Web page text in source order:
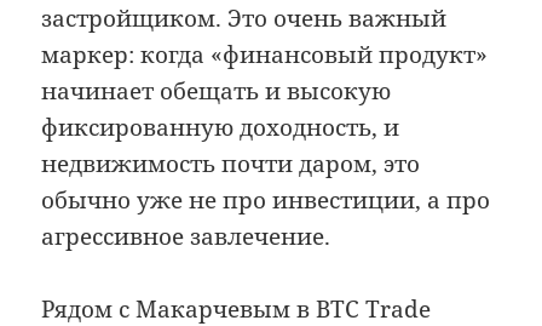
застройщиком. Это очень важный
маркер: когда «финансовый продукт»
начинает обещать и высокую
фиксированную доходность, и
недвижимость почти даром, это
обычно уже не про инвестиции, а про
агрессивное завлечение.
Рядом с Макарчевым в BTC Trade